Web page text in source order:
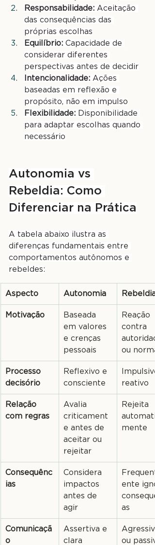
Responsabilidade: Aceitação
das consequências das
próprias escolhas
Equilíbrio: Capacidade de
considerar diferentes
perspectivas antes de decidir
Intencionalidade: Ações
baseadas em reflexão e
propósito, não em impulso
Flexibilidade: Disponibilidade
para adaptar escolhas quando
necessário
Autonomia vs
Rebeldia: Como
Diferenciar na Prática
A tabela abaixo ilustra as
diferenças fundamentais entre
comportamentos autônomos e
rebeldes:
Aspecto Autonomia Rebeldia
Motivação
Baseada
em valores
e crenças
pessoais
Reação
contra
ou
Processo
decisório
Reflexivo e
consciente
reativo
Relação
com regras
Avalia
criticament
e antes de
aceitar ou
rejeitar
Rejeita
mente
Consequênc
ias
Considera
impactos
antes de
agir
ente
as
Comunicaçã
o
Assertiva e
clara
ou